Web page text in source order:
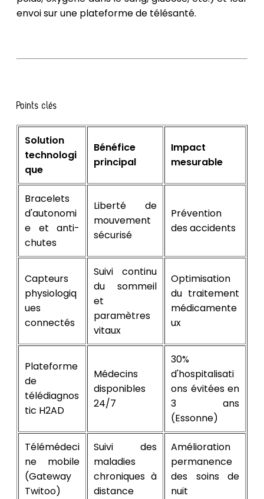
envoi sur une plateforme de télésanté.
Points clés
Solution
technologi
que
Bénéfice
principal
Impact
mesurable
Bracelets
d'autonomi
e et anti-
chutes
Liberté de
mouvement
sécurisé
Prévention
des accidents
Capteurs
physiologiq
ues
connectés
Suivi continu
du sommeil
et
paramètres
vitaux
Optimisation
du traitement
médicamente
ux
Plateforme
de
télédiagnos
tic H2AD
Médecins
disponibles
24/7
30%
d'hospitalisati
ons évitées en
3 ans
(Essonne)
Télémédeci
ne mobile
(Gateway
Twitoo)
Suivi des
maladies
chroniques à
distance
Amélioration
permanence
des soins de
nuit